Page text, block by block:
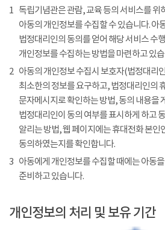
1 독립기념관은 관람, 교육 등의 서비스를 위
아동의 개인정보를 수집할 수 있습니다. 아
법정대리인의 동의를 얻어 해당 서비스 수
개인정보를 수집하는 방법을 마련하고 있
2 아동의 개인정보 수집시 보호자(법정대리
최소한의 정보를 요구하고, 법정대리인의
문자메시지로 확인하는 방법, 동의 내용을
법정대리인이 동의 여부를 표시하게 하고
알리는 방법, 웹 페이지에는 휴대전화 본인
동의하였는지를 확인합니다.
3 아동에게 개인정보를 수집할 때에는 아동
준비하고 있습니다.
개인정보의 처리 및 보유 기간